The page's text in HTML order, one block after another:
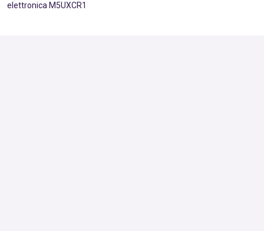
elettronica M5UXCR1